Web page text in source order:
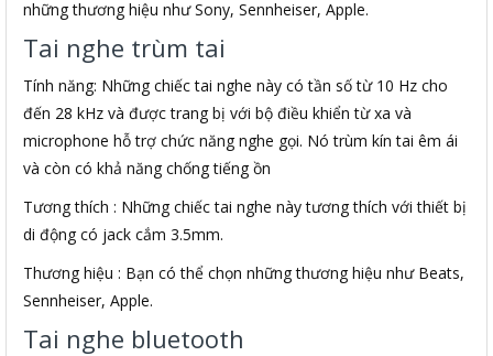
những thương hiệu như Sony, Sennheiser, Apple.
Tai nghe trùm tai
Tính năng: Những chiếc tai nghe này có tần số từ 10 Hz cho
đến 28 kHz và được trang bị với bộ điều khiển từ xa và
microphone hỗ trợ chức năng nghe gọi. Nó trùm kín tai êm ái
và còn có khả năng chống tiếng ồn
Tương thích : Những chiếc tai nghe này tương thích với thiết bị
di động có jack cắm 3.5mm.
Thương hiệu : Bạn có thể chọn những thương hiệu như Beats,
Sennheiser, Apple.
Tai nghe bluetooth